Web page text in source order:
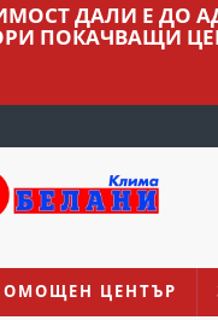
ДАЛИ Е
ПОКАЧВАЩИ
ЦЕНТЪР